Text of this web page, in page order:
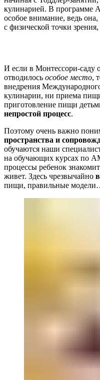
кулинарией. В программе
особое внимание, ведь она,
с физической точки зрения,
И если в Монтессори-саду
отводилось особое место,
внедрения
кулинарии, ни приема
приготовление пищи
непростой процесс.
Поэтому очень важно
пространства и
обучаются наши
на обучающих курсах по
процессы ребенок
живет. Здесь чрезвычайно
пищи, правильные